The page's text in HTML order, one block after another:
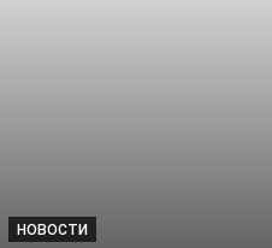
НОВОСТИ